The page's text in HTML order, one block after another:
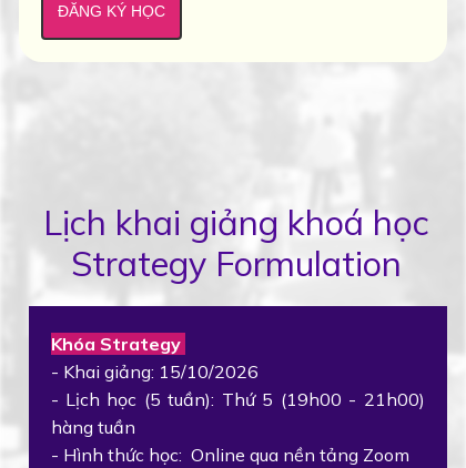
Khóa Strategy
- Khai giảng: 15/10/2026
- Lịch học (5 tuần): Thứ 5 (19h00 - 21h00)
hàng tuần
- Hình thức học: Online qua nền tảng Zoom
Lịch khai giảng khoá học
Strategy Formulation
ĐĂNG KÝ HỌC